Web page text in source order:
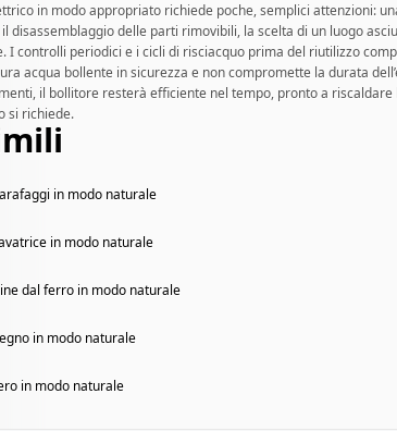
in modo appropriato richiede poche, semplici attenzioni:
il disassemblaggio delle parti rimovibili, la scelta di un luogo
I controlli periodici e i cicli di risciacquo prima del riutilizzo
acqua bollente in sicurezza e non compromette la durata
il bollitore resterà efficiente nel tempo, pronto a riscaldare
si richiede.
in modo naturale
in modo naturale
dal ferro in modo naturale
in modo naturale
in modo naturale